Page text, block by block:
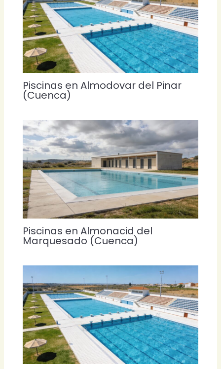
Piscinas en Almodovar del Pinar
(Cuenca)
Piscinas en Almonacid del
Marquesado (Cuenca)